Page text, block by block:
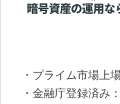
・プライム市場上
・金融庁登録済み